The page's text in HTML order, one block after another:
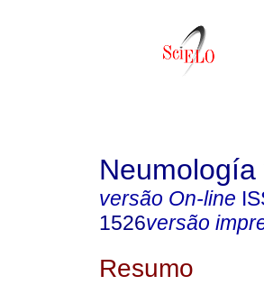
versão On-line
1526versão
Resumo